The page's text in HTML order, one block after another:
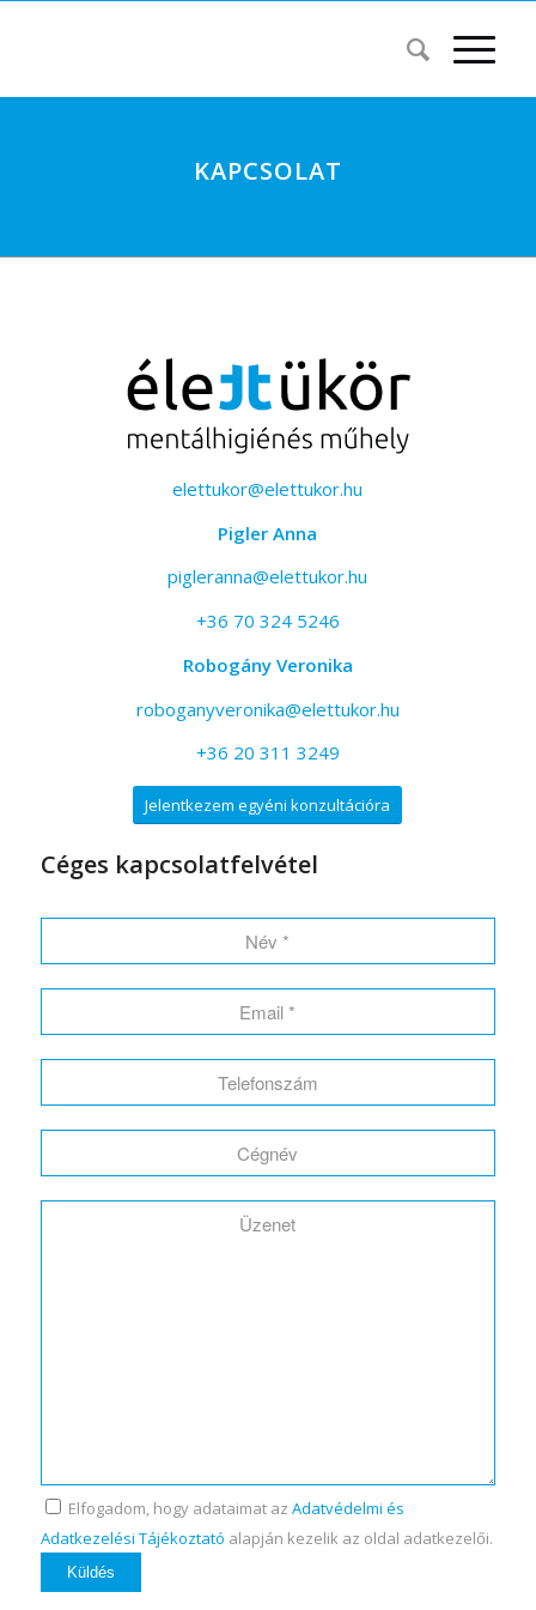
KAPCSOLAT
elettukor@elettukor.hu
Pigler Anna
pigleranna@elettukor.hu
+36 70 324 5246
Robogány Veronika
roboganyveronika@elettukor.hu
+36 20 311 3249
Jelentkezem egyéni konzultációra
Céges kapcsolatfelvétel
Elfogadom, hogy adataimat az Adatvédelmi és
Adatkezelési Tájékoztató alapján kezelik az oldal adatkezelői.